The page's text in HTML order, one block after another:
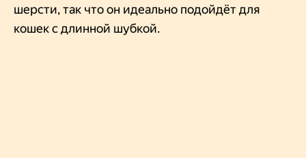
шерсти, так что он идеально подойдёт для
кошек с длинной шубкой.